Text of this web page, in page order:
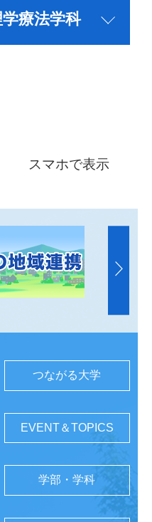
療法学科
スマホで表示
つながる大学
EVENT＆TOPICS
学部・学科